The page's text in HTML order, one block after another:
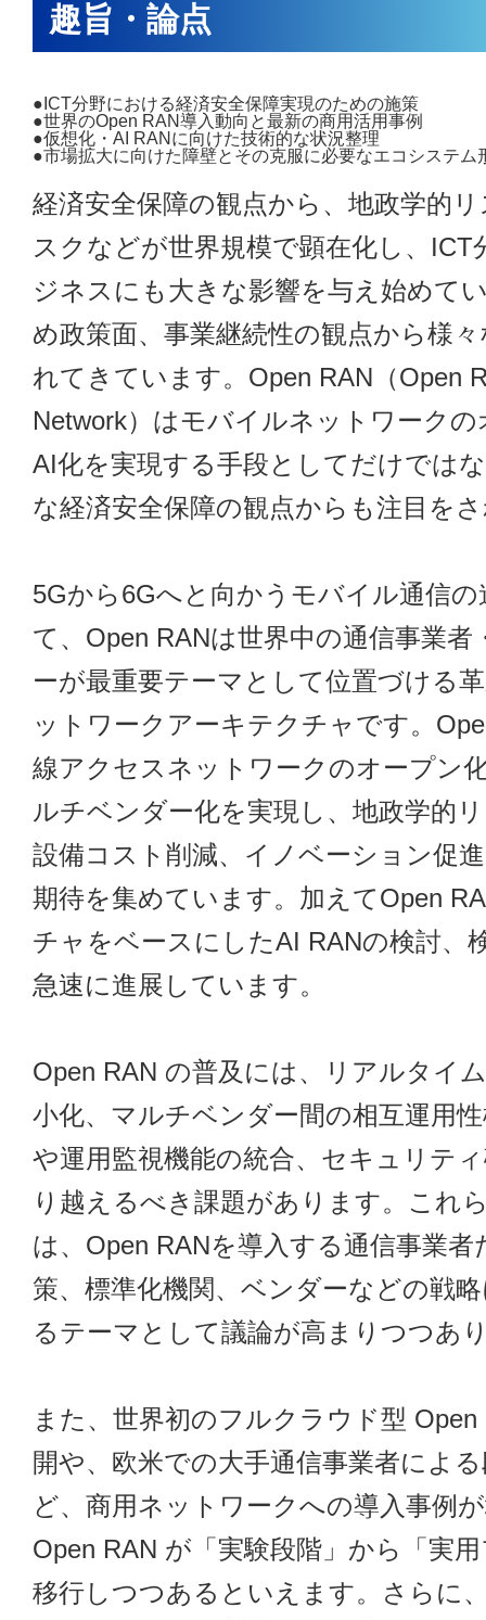
趣旨・論点
●ICT分野における経済安全保障実現のための施策
●世界のOpen RAN導入動向と最新の商用活用事例
●仮想化・AI RANに向けた技術的な状況整理
●市場拡大に向けた障壁とその克服に必要なエコシステム
経済安全保障の観点から、地政学的
スクなどが世界規模で顕在化し、ICT
ジネスにも大きな影響を与え始めて
め政策面、事業継続性の観点から様
れてきています。Open RAN（Open
Network）はモバイルネットワーク
AI化を実現する手段としてだけでは
な経済安全保障の観点からも注目を
5Gから6Gへと向かうモバイル通信
て、Open RANは世界中の通信事業者
ーが最重要テーマとして位置づける
ットワークアーキテクチャです。
線アクセスネットワークのオープン
ルチベンダー化を実現し、地政学的
設備コスト削減、イノベーション促
期待を集めています。加えてOpen
チャをベースにしたAI RANの検討、
急速に進展しています。
Open RAN の普及には、リアルタイ
小化、マルチベンダー間の相互運用
や運用監視機能の統合、セキュリテ
り越えるべき課題があります。これ
は、Open RANを導入する通信事業
策、標準化機関、ベンダーなどの戦
るテーマとして議論が高まりつつあ
また、世界初のフルクラウド型
開や、欧米での大手通信事業者によ
ど、商用ネットワークへの導入事例
Open RAN が「実験段階」から「実
移行しつつあるといえます。さらに